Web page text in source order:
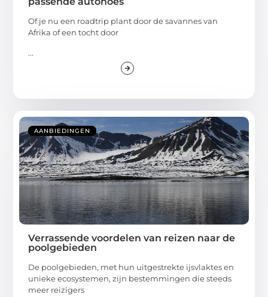
Of je nu een roadtrip plant door de savannes van
Afrika of een tocht door
...
AANBIEDINGEN
Verrassende voordelen van reizen naar de
poolgebieden
De poolgebieden, met hun uitgestrekte ijsvlaktes en
unieke ecosystemen, zijn bestemmingen die steeds
meer reizigers